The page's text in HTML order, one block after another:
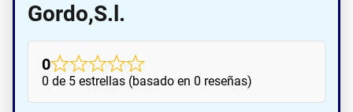
Gordo,S.l.
0
0 de 5 estrellas (basado en 0 reseñas)